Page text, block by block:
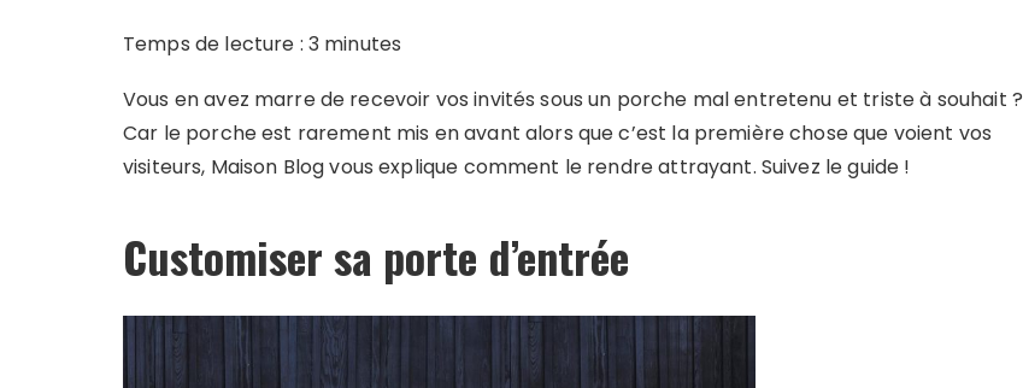
Temps de lecture : 3 minutes
Vous en avez marre de recevoir vos invités sous un porche mal entretenu et triste à souhait ?
Car le porche est rarement mis en avant alors que c’est la première chose que voient vos
visiteurs, Maison Blog vous explique comment le rendre attrayant. Suivez le guide !
Customiser sa porte d’entrée